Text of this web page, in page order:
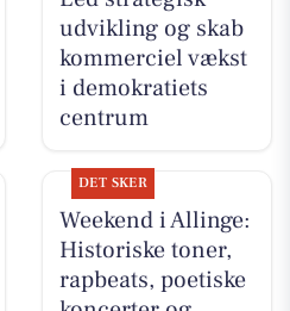
udvikling og skab
kommerciel vækst
i demokratiets
centrum
DET SKER
Weekend i Allinge:
Historiske toner,
rapbeats, poetiske